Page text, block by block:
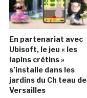
En partenariat avec
Ubisoft, le jeu « les
lapins crétins »
s’installe dans les
jardins du Ch teau de
Versailles